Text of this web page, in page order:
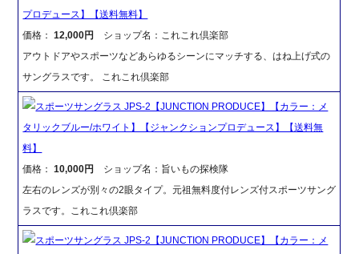
プロデュース】【送料無料】
価格：12,000円
ショップ名：これこれ倶楽部
アウトドアやスポーツなどあらゆるシーンにマッチする、はね上げ式の
サングラスです。 これこれ倶楽部
スポーツサングラス JPS-2【JUNCTION PRODUCE】【カラー：メ
タリックブルー/ホワイト】【ジャンクションプロデュース】【送料無
料】
価格：10,000円
ショップ名：旨いもの探検隊
左右のレンズが別々の2眼タイプ。元祖無料度付レンズ付スポーツサング
ラスです。これこれ倶楽部
スポーツサングラス JPS-2【JUNCTION PRODUCE】【カラー：メ